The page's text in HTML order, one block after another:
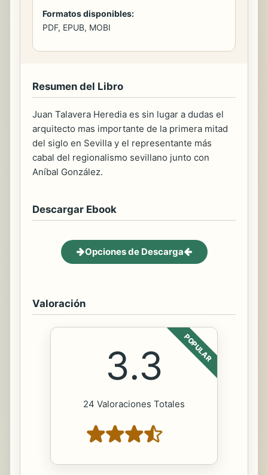
Formatos disponibles:
PDF, EPUB, MOBI
Resumen del Libro
Juan Talavera Heredia es sin lugar a dudas el
arquitecto mas importante de la primera mitad
del siglo en Sevilla y el representante más
cabal del regionalismo sevillano junto con
Aníbal González.
Descargar Ebook
Opciones de Descarga
Valoración
POPULAR
3.3
24 Valoraciones Totales